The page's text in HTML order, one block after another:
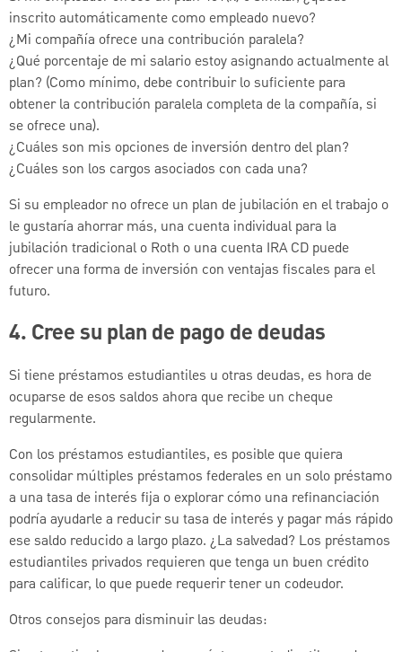
inscrito automáticamente como empleado nuevo?
¿Mi compañía ofrece una contribución paralela?
¿Qué porcentaje de mi salario estoy asignando actualmente al
plan? (Como mínimo, debe contribuir lo suficiente para
obtener la contribución paralela completa de la compañía, si
se ofrece una).
¿Cuáles son mis opciones de inversión dentro del plan?
¿Cuáles son los cargos asociados con cada una?
Si su empleador no ofrece un plan de jubilación en el trabajo o
le gustaría ahorrar más, una cuenta individual para la
jubilación tradicional o Roth o una cuenta IRA CD puede
ofrecer una forma de inversión con ventajas fiscales para el
futuro.
4. Cree su plan de pago de deudas
Si tiene préstamos estudiantiles u otras deudas, es hora de
ocuparse de esos saldos ahora que recibe un cheque
regularmente.
Con los préstamos estudiantiles, es posible que quiera
consolidar múltiples préstamos federales en un solo préstamo
a una tasa de interés fija o explorar cómo una refinanciación
podría ayudarle a reducir su tasa de interés y pagar más rápido
ese saldo reducido a largo plazo. ¿La salvedad? Los préstamos
estudiantiles privados requieren que tenga un buen crédito
para calificar, lo que puede requerir tener un codeudor.
Otros consejos para disminuir las deudas: